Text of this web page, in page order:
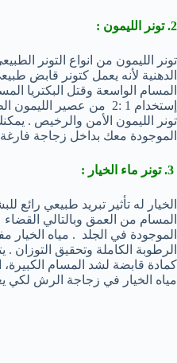
2. تونر الليمون :
تونر الليمون من انواع التونر
الدهنية لأنه يعمل كتونر قابض
المسام الواسعة وقتل البكتريا
إستخدام 1 :2 من عصير
تونر الليمون الأمن والرخيص .
الموجودة معك بداخل زجاجة
الخيار له تأثير تبريد طبيعي رائع
المسام من العمق وبالتالي القضاء
الموجودة في الجلد . مياه الخيار
الرطوبة الكاملة وتحقيق التوزان .
كمادة قابضة لشد المسام
مياه الخيار في زجاجة الرش لكي